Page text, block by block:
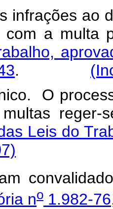
infrações ao
com a multa
.
O
Leis do
no 1.982-